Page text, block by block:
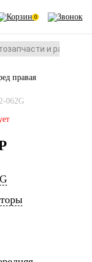
0
и
правая
062G